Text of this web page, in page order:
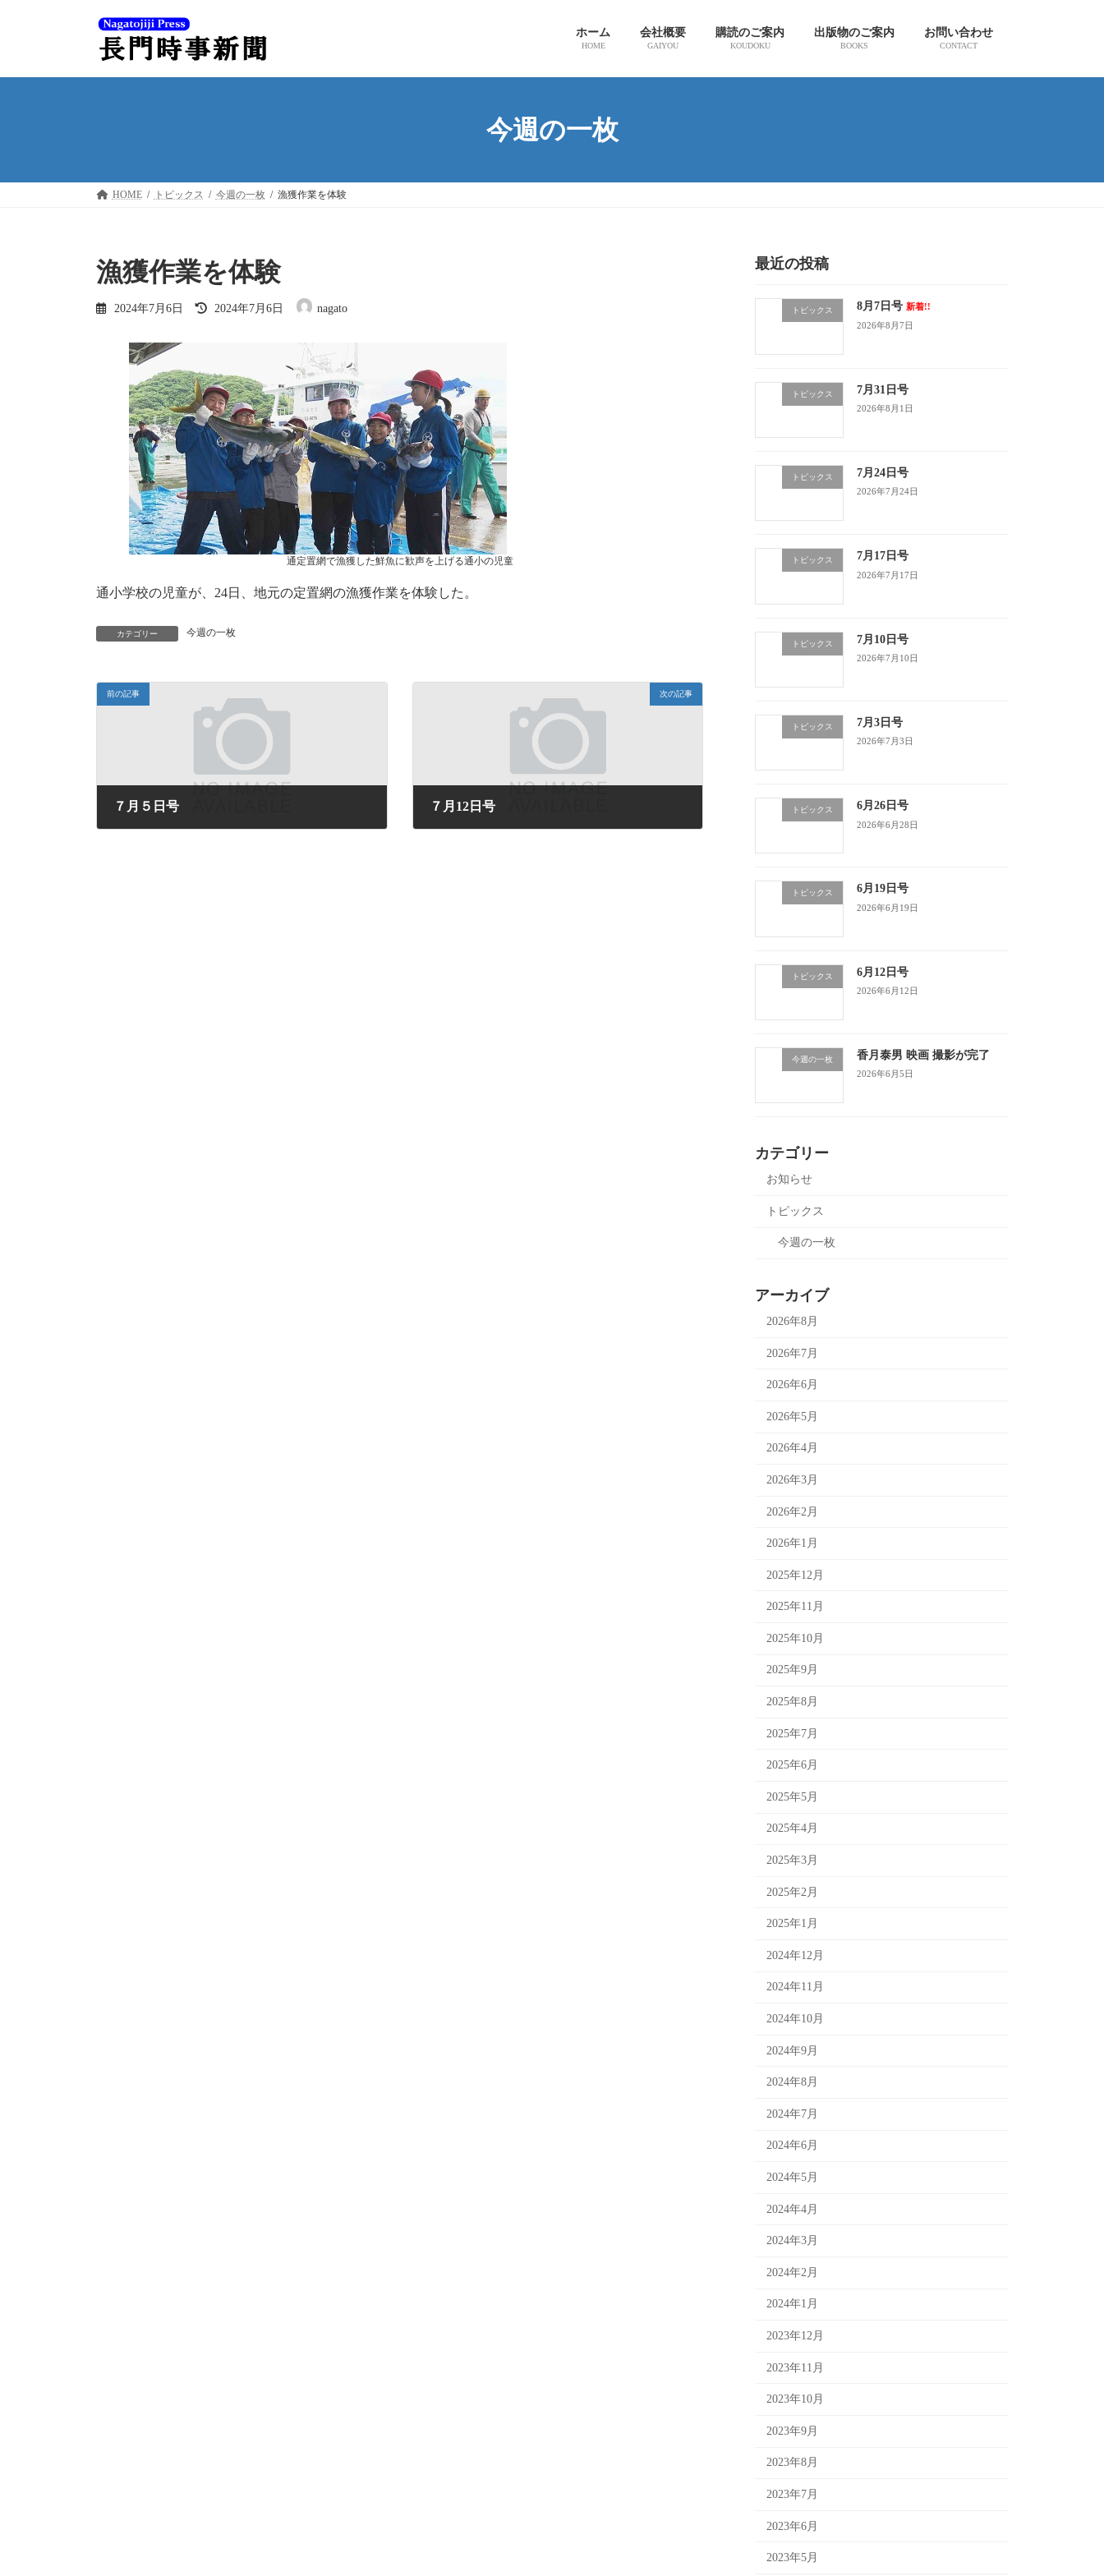
ツ
シ
ホーム
HOME
会社概要
GAIYOU
購読のご案内
KOUDOKU
出版物のご案内
BOOKS
お問い合わせ
CONTACT
今週の一枚
HOME トピックス 今週の一枚 漁獲作業を体験
漁獲作業を体験
2024年7月6日
最
時
:
2024年7月6日 nagato
通定置網で漁獲した鮮魚に歓声を上げる通小の児童
通小学校の児童が、24日、地元の定置網の漁獲作業を体験した。
カテゴリー 今週の一枚
前の記事
７月５日号
次の記事
７月12日号
最近の投稿
トピックス 8月7日号 新着!!
2026年8月7日
トピックス 7月31日号
2026年8月1日
トピックス 7月24日号
2026年7月24日
トピックス 7月17日号
2026年7月17日
トピックス 7月10日号
2026年7月10日
トピックス 7月3日号
2026年7月3日
トピックス 6月26日号
2026年6月28日
トピックス 6月19日号
2026年6月19日
トピックス 6月12日号
2026年6月12日
今週の一枚 香月泰男 映画 撮影が完了
2026年6月5日
カテゴリー
お知らせ
トピックス
今週の一枚
アーカイブ
2026年8月
2026年7月
2026年6月
2026年5月
2026年4月
2026年3月
2026年2月
2026年1月
2025年12月
2025年11月
2025年10月
2025年9月
2025年8月
2025年7月
2025年6月
2025年5月
2025年4月
2025年3月
2025年2月
2025年1月
2024年12月
2024年11月
2024年10月
2024年9月
2024年8月
2024年7月
2024年6月
2024年5月
2024年4月
2024年3月
2024年2月
2024年1月
2023年12月
2023年11月
2023年10月
2023年9月
2023年8月
2023年7月
2023年6月
2023年5月